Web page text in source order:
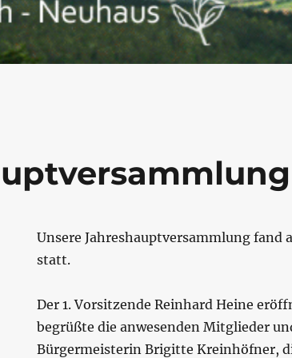
Unsere Jahreshauptversammlung fand
statt.
Der 1. Vorsitzende Reinhard Heine
begrüßte die anwesenden Mitglieder
Bürgermeisterin Brigitte Kreinhöfner,